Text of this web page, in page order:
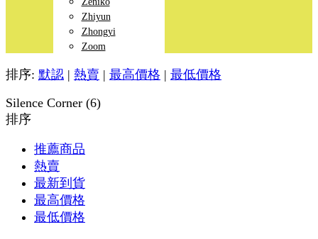
Zhiyun
Zhongyi
Zoom
排序: 默認 | 熱賣 | 最高價格 | 最低價格
Silence Corner (6)
排序
推薦商品
熱賣
最新到貨
最高價格
最低價格